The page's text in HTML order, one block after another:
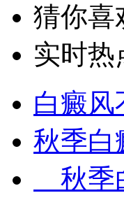
猜你喜
实时热
白癜风
秋季白
秋季